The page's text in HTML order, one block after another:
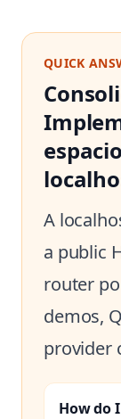
QUICK
A
a public
router
demos,
provider
How do